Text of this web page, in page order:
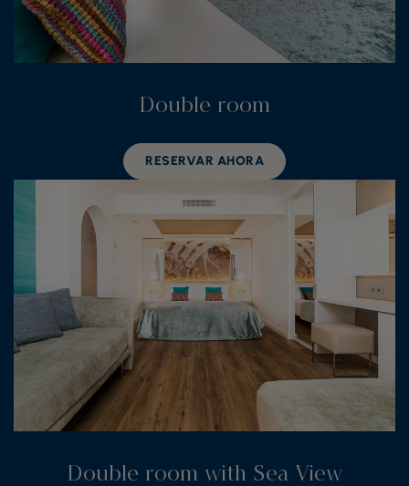
Double room
RESERVAR AHORA
Double room with Sea View